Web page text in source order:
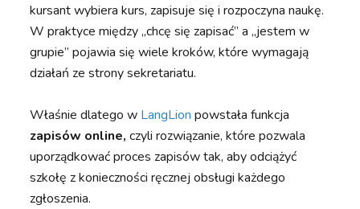
kursant wybiera kurs, zapisuje się i rozpoczyna naukę.
W praktyce między „chcę się zapisać” a „jestem w
grupie” pojawia się wiele kroków, które wymagają
działań ze strony sekretariatu.
Właśnie dlatego w LangLion powstała funkcja
zapisów online,czyli rozwiązanie, które pozwala
uporządkować proces zapisów tak, aby odciążyć
szkołę z konieczności ręcznej obsługi każdego
zgłoszenia.